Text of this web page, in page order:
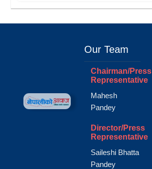
Our Team
Chairman/Press
Representative
Mahesh
Pandey
Director/Press
Representative
Saileshi Bhatta
Pandey